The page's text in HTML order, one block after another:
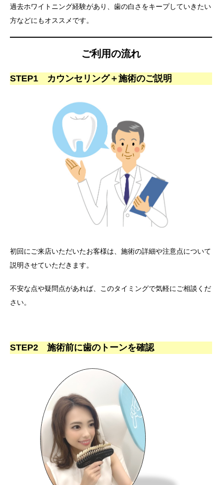
過去ホワイトニング経験があり、歯の白さをキープしていきたい
方などにもオススメです。
ご利用の流れ
STEP1 カウンセリング＋施術のご説明
初回にご来店いただいたお客様は、施術の詳細や注意点について
説明させていただきます。
不安な点や疑問点があれば、このタイミングで気軽にご相談くだ
さい。
STEP2 施術前に歯のトーンを確認